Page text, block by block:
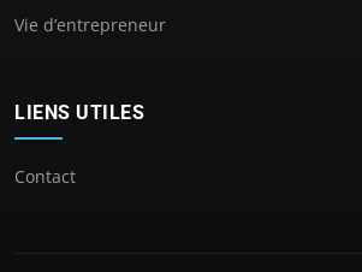
Vie d’entrepreneur
LIENS UTILES
Contact